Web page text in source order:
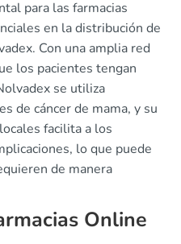
para las farmacias
en la distribución de
Con una amplia red
los pacientes tengan
se utiliza
de cáncer de mama, y su
facilita a los
lo que puede
de manera
Online